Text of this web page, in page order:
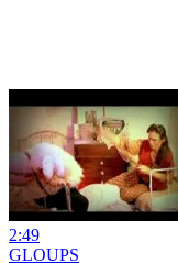
2:49
GLOUPS